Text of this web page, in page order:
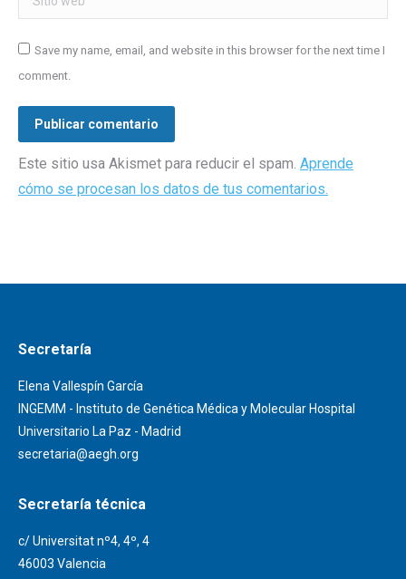
Save my name, email, and website in this browser for the next time I
comment.
Publicar comentario
Este sitio usa Akismet para reducir el spam. Aprende
cómo se procesan los datos de tus comentarios.
Secretaría
Elena Vallespín García
INGEMM - Instituto de Genética Médica y Molecular Hospital
Universitario La Paz - Madrid
secretaria@aegh.org
Secretaría técnica
c/ Universitat nº4, 4º, 4
46003 Valencia